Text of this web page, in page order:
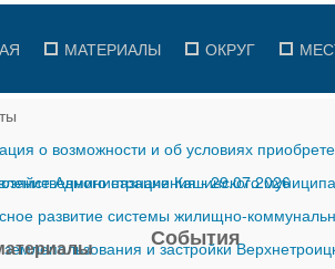
МАТЕРИАЛЫ ОКРУГ
о возможности и об условиях
назначения-29.07.2026
Администрации Кашинского
развитие системы жилищно-
и застройки
События